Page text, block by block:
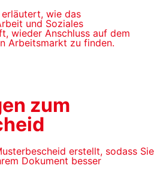
wie das
und Soziales
wieder Anschluss auf dem
Arbeitsmarkt zu finden.
zum
erstellt, sodass Sie
Dokument besser